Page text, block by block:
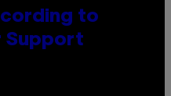
to
Support